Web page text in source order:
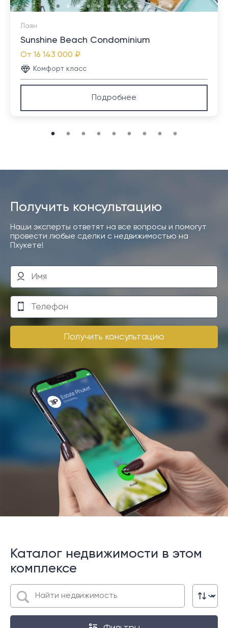
Лаян
Sunshine Beach Condominium
От 16 143 000 ₽
Комфорт класс
Подробнее
Получить консультацию
Наши эксперты ответят на все вопросы и помогут
провести любые сделки с недвижимостью на
Пхукете!
Получить консультацию
Каталог недвижимости в этом
комплексе